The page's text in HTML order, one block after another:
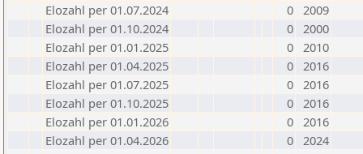
Elozahl per 01.07.2024
0 2009
Elozahl per 01.10.2024
0 2000
Elozahl per 01.01.2025
0 2010
Elozahl per 01.04.2025
0 2016
Elozahl per 01.07.2025
0 2016
Elozahl per 01.10.2025
0 2016
Elozahl per 01.01.2026
0 2016
Elozahl per 01.04.2026
0 2024